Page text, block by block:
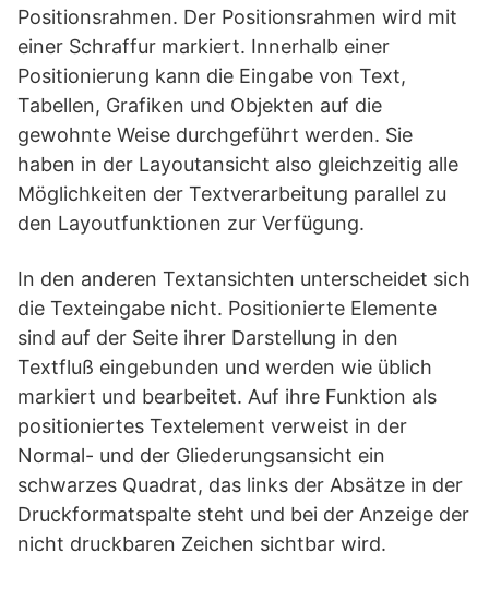
Positionsrahmen. Der Positionsrahmen wird mit
einer Schraffur markiert. Innerhalb einer
Positionierung kann die Eingabe von Text,
Tabellen, Grafiken und Objekten auf die
gewohnte Weise durchgeführt werden. Sie
haben in der Layoutansicht also gleichzeitig alle
Möglichkeiten der Textverarbeitung parallel zu
den Layoutfunktionen zur Verfügung.
In den anderen Textansichten unterscheidet sich
die Texteingabe nicht. Positionierte Elemente
sind auf der Seite ihrer Darstellung in den
Textfluß eingebunden und werden wie üblich
markiert und bearbeitet. Auf ihre Funktion als
positioniertes Textelement verweist in der
Normal- und der Gliederungsansicht ein
schwarzes Quadrat, das links der Absätze in der
Druckformatspalte steht und bei der Anzeige der
nicht druckbaren Zeichen sichtbar wird.